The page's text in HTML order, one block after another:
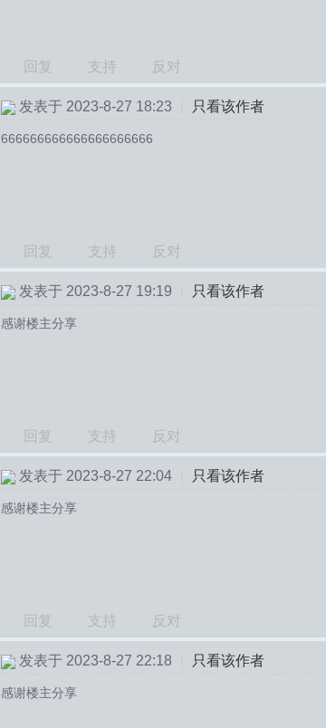
回复 支持 反对
发表于 2023-8-27 18:23 只看该作者
666666666666666666666
回复 支持 反对
发表于 2023-8-27 19:19 只看该作者
感谢楼主分享
回复 支持 反对
发表于 2023-8-27 22:04 只看该作者
感谢楼主分享
回复 支持 反对
发表于 2023-8-27 22:18 只看该作者
感谢楼主分享